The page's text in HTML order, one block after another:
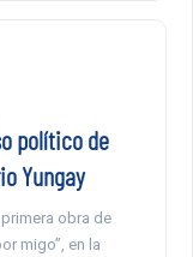
político de
Yungay
obra de
migo”, en la